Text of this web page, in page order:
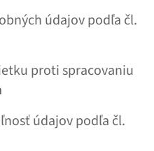
údajov podľa čl.
proti spracovaniu
údajov podľa čl.